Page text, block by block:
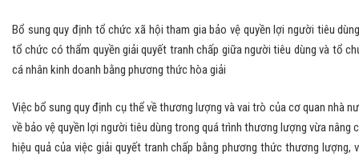
Bổ sung quy định tổ chức xã hội tham gia bảo vệ quyền lợi người tiêu
tổ chức có thẩm quyền giải quyết tranh chấp giữa người tiêu dùng và tổ
cá nhân kinh doanh bằng phương thức hòa giải
Việc bổ sung quy định cụ thể về thương lượng và vai trò của cơ quan nhà
về bảo vệ quyền lợi người tiêu dùng trong quá trình thương lượng vừa nâng
hiệu quả của việc giải quyết tranh chấp bằng phương thức thương lượng,